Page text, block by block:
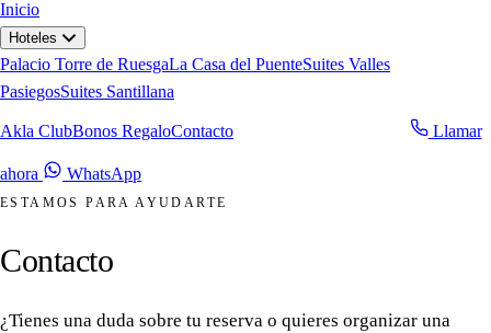
Inicio
Hoteles
Palacio Torre de RuesgaLa Casa del PuenteSuites Valles
PasiegosSuites Santillana
Akla ClubBonos RegaloContacto Llamar
ahora WhatsApp
ESTAMOS PARA AYUDARTE
Contacto
¿Tienes una duda sobre tu reserva o quieres organizar una